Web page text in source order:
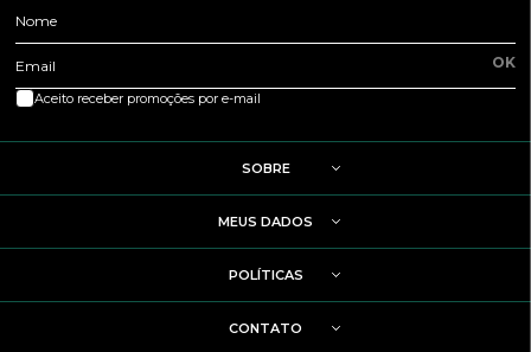
Nome
Email OK
Aceito receber promoções por e-mail
SOBRE
MEUS DADOS
POLÍTICAS
CONTATO